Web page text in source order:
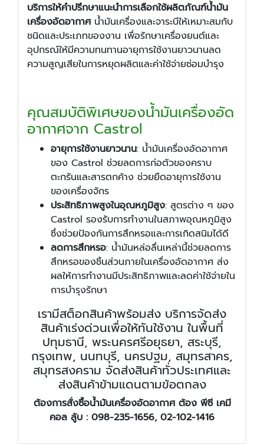
บริการให้คำปรึกษาแนะนำการเลือกใช้ผลิตภัณฑ์น้ำมัน
เครื่องอัดอากาศน้ำมันเครื่องและจาระบีให้เหมาะสมกับ
ชนิดและประเภทของงาน เพื่อรักษาเครื่องยนต์และ
อุปกรณ์ให้มีความทนทานอายุการใช้งานยาวนานลด
ความสูญเสียในการหยุดผลิตและค่าใช้จ่ายซ่อมบำรุง
คุณสมบัติพิเศษของน้ำมันเครื่องอัด
อากาศจาก Castrol
อายุการใช้งานยาวนาน: น้ำมันเครื่องอัดอากาศ
ของ Castrol ช่วยลดการก่อตัวของคราบ
ตะกรันและสารตกค้าง ช่วยยืดอายุการใช้งาน
ของเครื่องจักร
ประสิทธิภาพสูงในอุณหภูมิสูง: สูตรต่าง ๆ ของ
Castrol รองรับการทำงานในสภาพอุณหภูมิสูง
ซึ่งช่วยป้องกันการสึกหรอและการเกิดสนิมได้ดี
ลดการสึกหรอ: น้ำมันหล่อลื่นเหล่านี้ช่วยลดการ
สึกหรอของชิ้นส่วนภายในเครื่องอัดอากาศ ส่ง
ผลให้การทำงานมีประสิทธิภาพและลดค่าใช้จ่ายใน
การบำรุงรักษา
เรามีสต็อกสินค้าพร้อมส่ง บริการจัดส่ง
สินค้าเร่งด่วนเพื่อให้ทันใช้งาน ในพื้นที่
ปทุมธานี, พระนครศรีอยุธยา, สระบุรี,
กรุงเทพ, นนทบุรี, นครปฐม, สมุทรสาคร,
สมุทรสงคราม จัดส่งสินค้าทั่วประเทศและ
ส่งสินค้าข้ามแดนตามข้อตกลง
ต้องการสั่งซื้อน้ำมันเครื่องอัดอากาศ ต้อง พีซี เคมี
คอล ลู้บ : 098-235-1656, 02-102-1416